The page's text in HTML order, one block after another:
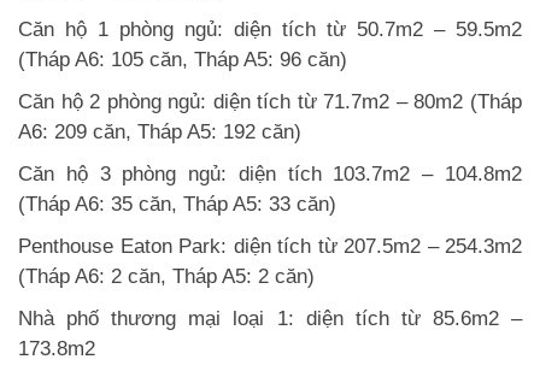
Căn hộ 1 phòng ngủ: diện tích từ 50.7m2 – 59.5m2
(Tháp A6: 105 căn, Tháp A5: 96 căn)
Căn hộ 2 phòng ngủ: diện tích từ 71.7m2 – 80m2 (Tháp
A6: 209 căn, Tháp A5: 192 căn)
Căn hộ 3 phòng ngủ: diện tích 103.7m2 – 104.8m2
(Tháp A6: 35 căn, Tháp A5: 33 căn)
Penthouse Eaton Park: diện tích từ 207.5m2 – 254.3m2
(Tháp A6: 2 căn, Tháp A5: 2 căn)
Nhà phố thương mại loại 1: diện tích từ 85.6m2 –
173.8m2